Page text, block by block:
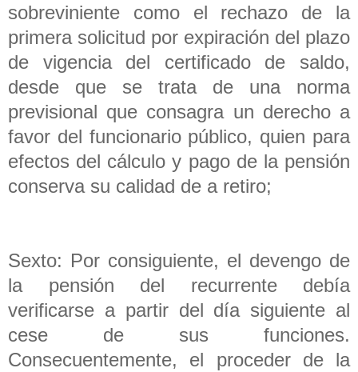
sobreviniente como el rechazo de la
primera solicitud por expiración del plazo
de vigencia del certificado de saldo,
desde que se trata de una norma
previsional que consagra un derecho a
favor del funcionario público, quien para
efectos del cálculo y pago de la pensión
conserva su calidad de a retiro;
Sexto: Por consiguiente, el devengo de
la pensión del recurrente debía
verificarse a partir del día siguiente al
cese de sus funciones.
Consecuentemente, el proceder de la